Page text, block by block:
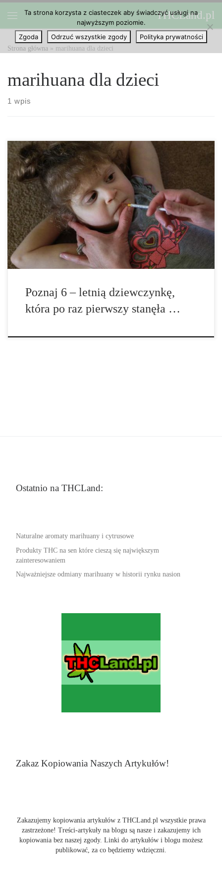
Przejdź do treści THCLand.pl
Strona główna » marihuana dla dzieci
marihuana dla dzieci
1 wpis
Bella Chinonis cierpi na rzadko występujący zespół delecji 1p36,
który powoduje poważne problemy, a w tym opóźnienia
rozwojowe, drgawki oraz ograniczoną zdolność mowy. W Grand
Blanck, stan Michigan, Bella jest jednym z zaledwie 150
pacjentów poniżej 18 roku życia, którzy […]
Poznaj 6 – letnią dziewczynkę,
która po raz pierwszy stanęła …
Ostatnio na THCLand:
Naturalne aromaty marihuany i cytrusowe
Produkty THC na sen które cieszą się największym
zainteresowaniem
Najważniejsze odmiany marihuany w historii rynku nasion
Zakaz Kopiowania Naszych Artykułów!
Zakazujemy kopiowania artykułów z THCLand.pl wszystkie prawa
zastrzeżone! Treści-artykuły na blogu są nasze i zakazujemy ich
kopiowania bez naszej zgody. Linki do artykułów i blogu możesz
publikować, za co będziemy wdzięczni.
Ta strona korzysta z ciasteczek aby świadczyć usługi na
najwyższym poziomie.
Zgoda
Odrzuć wszystkie zgody Polityka prywatności